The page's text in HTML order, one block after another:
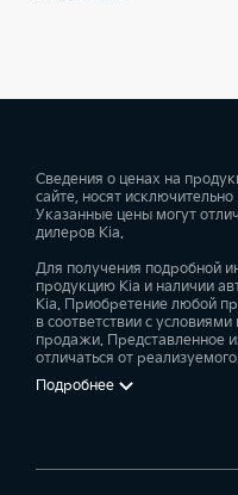
Сведения о ценах на
сайте, носят
Указанные цены могут
дилеров Kia.
Для получения подробной
продукцию Kia и наличии
Kia. Приобретение любой
в соответствии с
продажи. Представленное
отличаться от
Подробнее